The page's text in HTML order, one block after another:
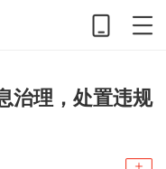
治理，处置违规